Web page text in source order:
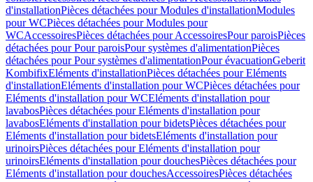
d'installationPièces détachées pour Modules d'installationModules
pour WCPièces détachées pour Modules pour
WCAccessoiresPièces détachées pour AccessoiresPour paroisPièces
détachées pour Pour paroisPour systèmes d'alimentationPièces
détachées pour Pour systèmes d'alimentationPour évacuationGeberit
KombifixEléments d'installationPièces détachées pour Eléments
d'installationEléments d'installation pour WCPièces détachées pour
Eléments d'installation pour WCEléments d'installation pour
lavabosPièces détachées pour Eléments d'installation pour
lavabosEléments d'installation pour bidetsPièces détachées pour
Eléments d'installation pour bidetsEléments d'installation pour
urinoirsPièces détachées pour Eléments d'installation pour
urinoirsEléments d'installation pour douchesPièces détachées pour
Eléments d'installation pour douchesAccessoiresPièces détachées